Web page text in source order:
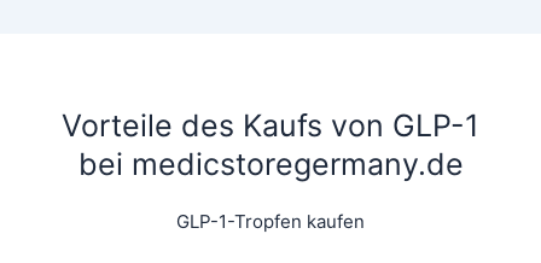
Vorteile des Kaufs von GLP-1
bei medicstoregermany.de
GLP-1-Tropfen kaufen